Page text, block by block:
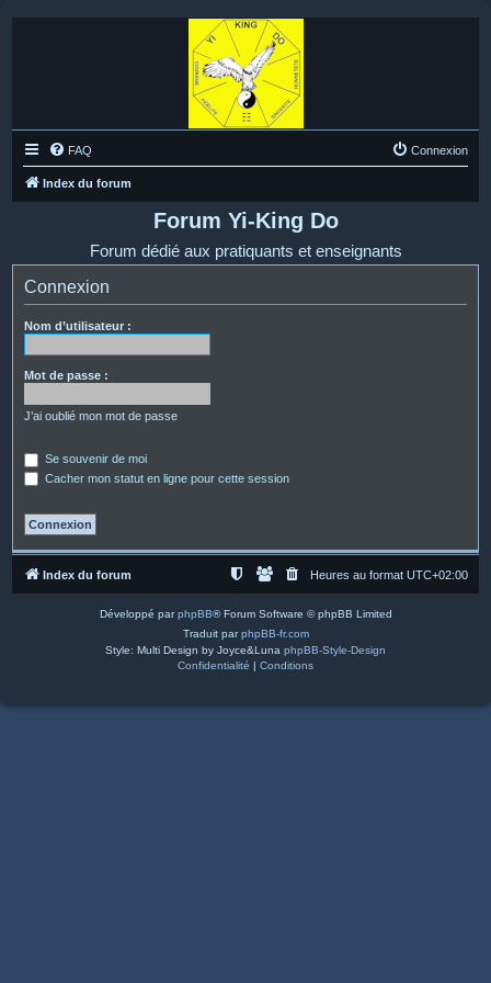
FAQ Connexion
Index du forum
Forum Yi-King Do
Forum dédié aux pratiquants et enseignants
Connexion
Nom d’utilisateur :
Mot de passe :
J’ai oublié mon mot de passe
Se souvenir de moi
Cacher mon statut en ligne pour cette session
Index du forum Heures au format UTC+02:00
Développé parphpBB® Forum Software © phpBB Limited
Traduit parphpBB-fr.com
Style: Multi Design by Joyce&Luna phpBB-Style-Design
Confidentialité | Conditions